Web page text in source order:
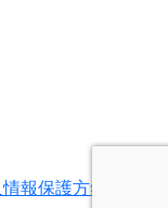
報保護方針